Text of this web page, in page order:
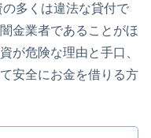
多くは違法な貸付で
金業者であることがほ
が危険な理由と手口、
安全にお金を借りる方